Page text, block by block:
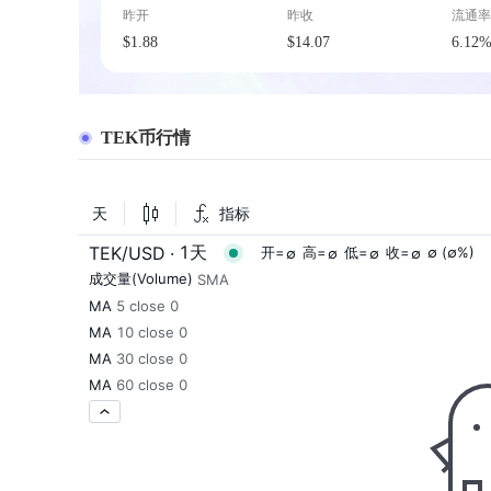
昨开
$1.88
昨收
$14.07
流通率
6.12%
TEK币行情